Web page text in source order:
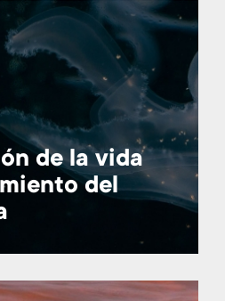
de la vida
del